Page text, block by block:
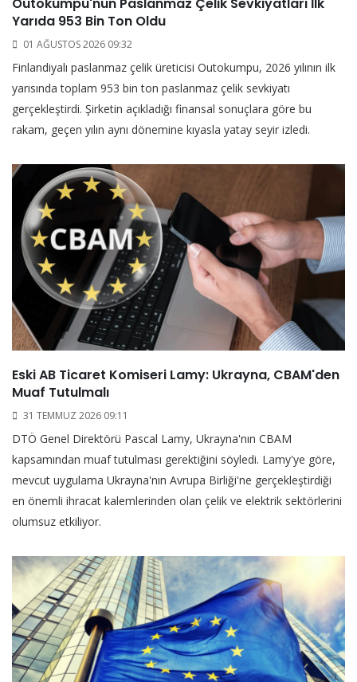
Yarıda 953 Bin Ton Oldu
01 AĞUSTOS 2026 09:32
Finlandiyalı paslanmaz çelik üreticisi Outokumpu, 2026 yılının ilk
yarısında toplam 953 bin ton paslanmaz çelik sevkiyatı
gerçekleştirdi. Şirketin açıkladığı finansal sonuçlara göre bu
rakam, geçen yılın aynı dönemine kıyasla yatay seyir izledi.
Eski AB Ticaret Komiseri Lamy: Ukrayna, CBAM'den
Muaf Tutulmalı
31 TEMMUZ 2026 09:11
DTÖ Genel Direktörü Pascal Lamy, Ukrayna'nın CBAM
kapsamından muaf tutulması gerektiğini söyledi. Lamy'ye göre,
mevcut uygulama Ukrayna'nın Avrupa Birliği'ne gerçekleştirdiği
en önemli ihracat kalemlerinden olan çelik ve elektrik sektörlerini
olumsuz etkiliyor.